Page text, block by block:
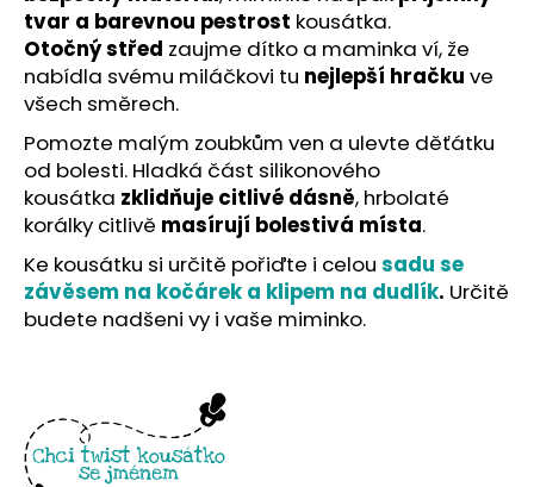
tvar a barevnou pestrost kousátka.
Otočný střed zaujme dítko a maminka ví, že
nabídla svému miláčkovi tu nejlepší hračku ve
všech směrech.
Pomozte malým zoubkům ven a ulevte děťátku
od bolesti. Hladká část silikonového
kousátka zklidňuje citlivé dásně, hrbolaté
korálky citlivě masírují bolestivá místa.
Ke kousátku si určitě pořiďte i celou sadu se
závěsem na kočárek a klipem na dudlík. Určitě
budete nadšeni vy i vaše miminko.
p
o
r
u
č
u
j
e
m